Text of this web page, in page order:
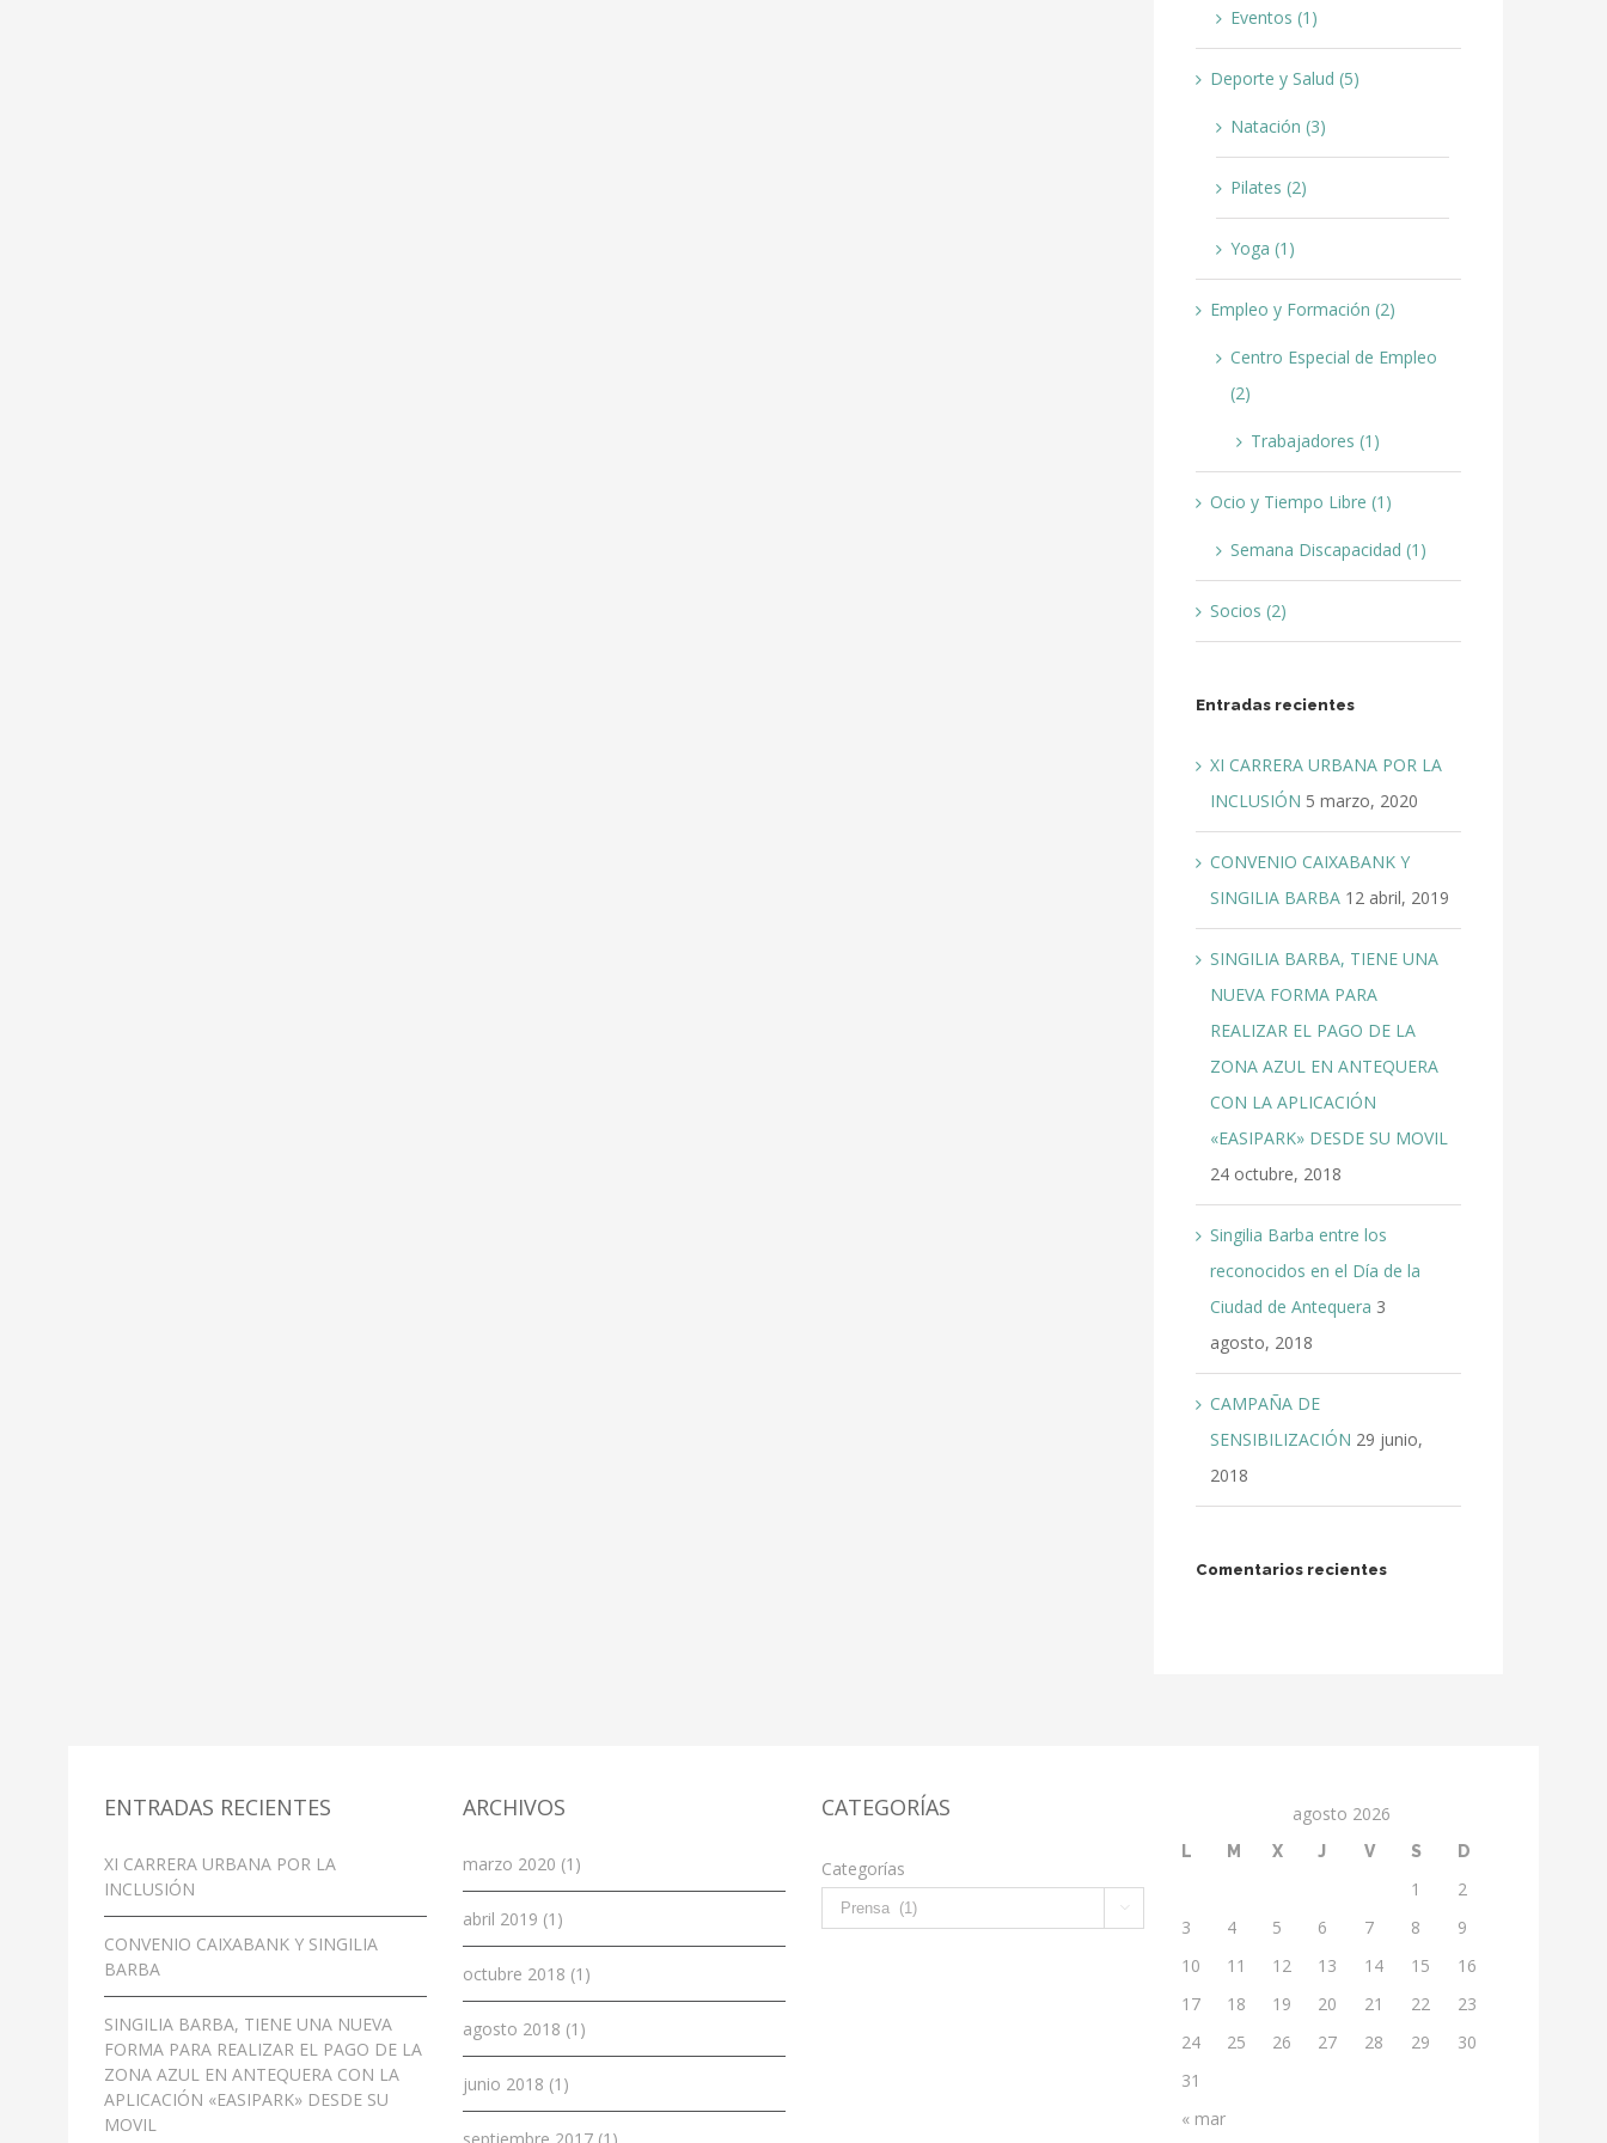
Eventos (1)
Deporte y Salud (5)
Natación (3)
Pilates (2)
Yoga (1)
Empleo y Formación (2)
Centro Especial de Empleo
(2)
Trabajadores (1)
Ocio y Tiempo Libre (1)
Semana Discapacidad (1)
Socios (2)
Entradas recientes
XI CARRERA URBANA POR LA
INCLUSIÓN 5 marzo, 2020
CONVENIO CAIXABANK Y
SINGILIA BARBA 12 abril, 2019
SINGILIA BARBA, TIENE UNA
NUEVA FORMA PARA
REALIZAR EL PAGO DE LA
ZONA AZUL EN ANTEQUERA
CON LA APLICACIÓN
«EASIPARK» DESDE SU MOVIL
24 octubre, 2018
Singilia Barba entre los
reconocidos en el Día de la
Ciudad de Antequera 3
agosto, 2018
CAMPAÑA DE
SENSIBILIZACIÓN 29 junio,
2018
Comentarios recientes
ENTRADAS RECIENTES
XI CARRERA URBANA POR LA
INCLUSIÓN
CONVENIO CAIXABANK Y SINGILIA
BARBA
SINGILIA BARBA, TIENE UNA NUEVA
FORMA PARA REALIZAR EL PAGO DE LA
ZONA AZUL EN ANTEQUERA CON LA
APLICACIÓN «EASIPARK» DESDE SU
MOVIL
ARCHIVOS
marzo 2020 (1)
abril 2019 (1)
octubre 2018 (1)
agosto 2018 (1)
junio 2018 (1)
CATEGORÍAS
Categorías

agosto 2026
L M X J V S D
« mar
1
2
3
4 5 6 7 8
9
10
11 12 13 14 15
16
17
18 19 20 21 22
23
24
25 26 27 28 29
30
31